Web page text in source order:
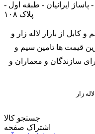
پاساژ ایرانیان - طبقه اول -
پلاک ۱۰۸
و کابل از بازار لاله زار و
قیمت ها تامین سیم و
سازندگان و معماران و
زار
جستجو کالا
اشتراک صفحه